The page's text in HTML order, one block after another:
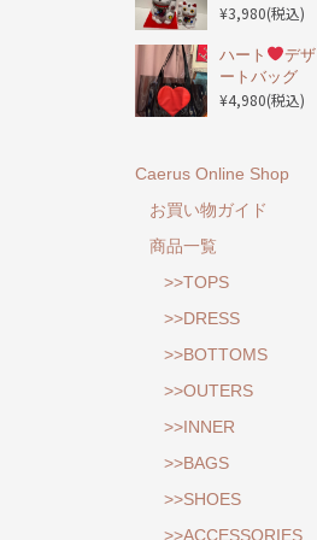
¥3,980(税込)
ハート
デ
ートバッグ
¥4,980(税込)
Caerus Online Shop
お買い物ガイド
商品一覧
>>TOPS
>>DRESS
>>BOTTOMS
>>OUTERS
>>INNER
>>BAGS
>>SHOES
>>ACCESSORIES